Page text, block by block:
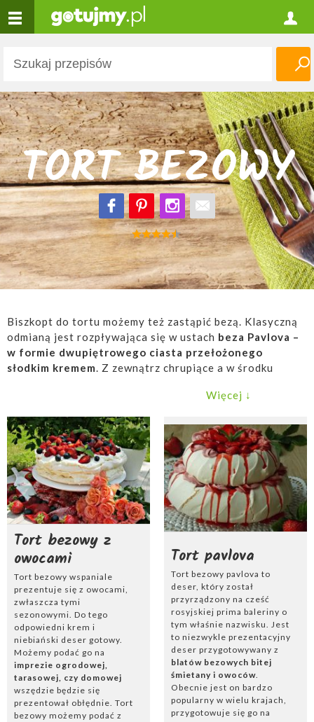
TORT BEZOWY
Biszkopt do tortu możemy też zastąpić bezą. Klasyczną
odmianą jest rozpływająca się w ustach beza Pavlova –
w formie dwupiętrowego ciasta przełożonego
słodkim kremem. Z zewnątrz chrupiące a w środku
się z serkiem mascarpone oraz w wydaniu francuskiego
dakłas (Dacquoise)– wypełnione masą śmietanową,
orzechami i daktylami.
Więcej ↓
Tort bezowy z
owocami
Tort bezowy wspaniale
prezentuje się z owocami,
zwłaszcza tymi
sezonowymi. Do tego
odpowiedni krem i
niebiański deser gotowy.
Możemy podać go na
imprezie ogrodowej,
tarasowej, czy domowej
wszędzie będzie się
prezentował obłędnie. Tort
bezowy możemy podać z
Tort pavlova
Tort bezowy pavlova to
deser, który został
przyrządzony na cześć
rosyjskiej prima baleriny o
tym właśnie nazwisku. Jest
to niezwykle prezentacyjny
deser przygotowywany z
blatów bezowych bitej
śmietany i owoców.
Obecnie jest on bardzo
popularny w wielu krajach,
przygotowuje się go na